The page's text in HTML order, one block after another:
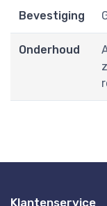
Bevestiging
Onderhoud
Klantenservice